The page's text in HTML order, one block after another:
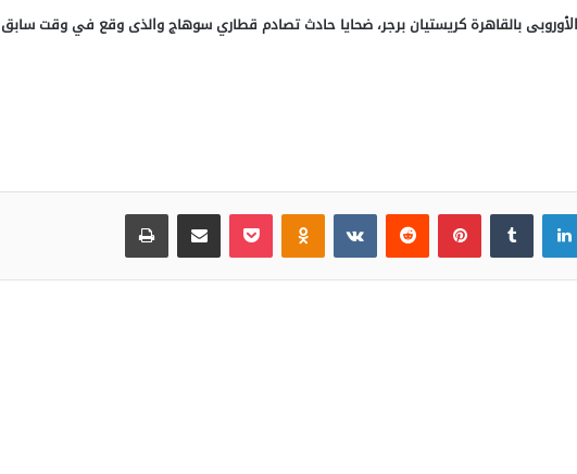
بالقاهرة كريستيان برجر، ضحايا حادث تصادم قطاري سوهاج والذى وقع في وقت سابق
لينكدإن بينتيريست بوكيت